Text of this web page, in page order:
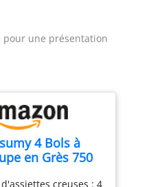
de rameau,
pour une présentation
4 Bols à
en Grès 750
d'assiettes creuses : 4